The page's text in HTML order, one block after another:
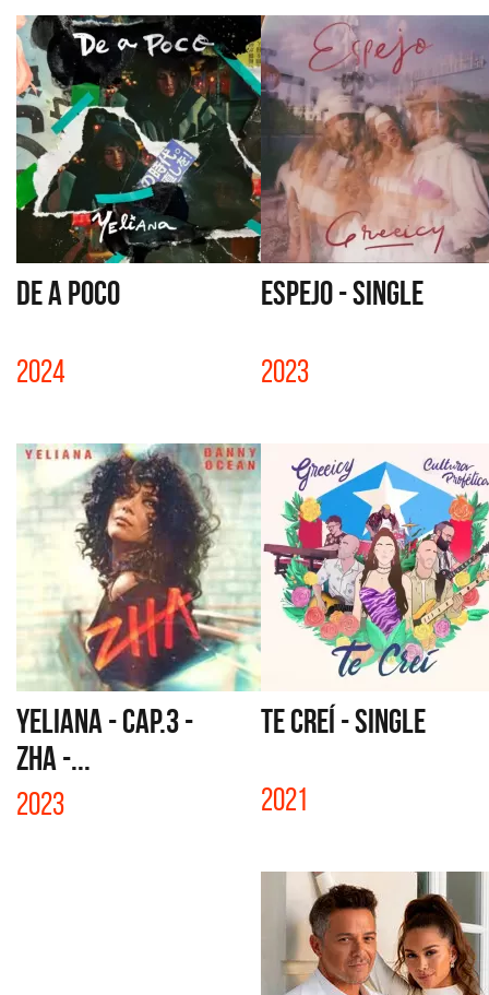
DE A POCO
2024
ESPEJO - SINGLE
2023
YELIANA - CAP.3 -
ZHA -...
2023
TE CREÍ - SINGLE
2021